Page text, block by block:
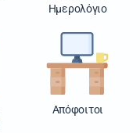
Ημερολόγιο
Απόφοιτοι